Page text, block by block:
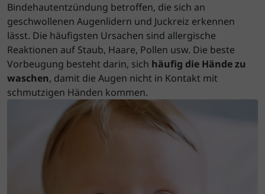
Bindehautentzündung betroffen, die sich an
geschwollenen Augenlidern und Juckreiz erkennen
lässt. Die häufigsten Ursachen sind allergische
Reaktionen auf Staub, Haare, Pollen usw. Die beste
Vorbeugung besteht darin, sich häufig die Hände zu
waschen, damit die Augen nicht in Kontakt mit
schmutzigen Händen kommen.